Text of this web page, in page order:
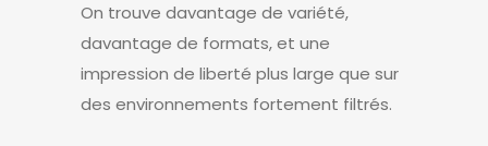
On trouve davantage de variété,
davantage de formats, et une
impression de liberté plus large que sur
des environnements fortement filtrés.